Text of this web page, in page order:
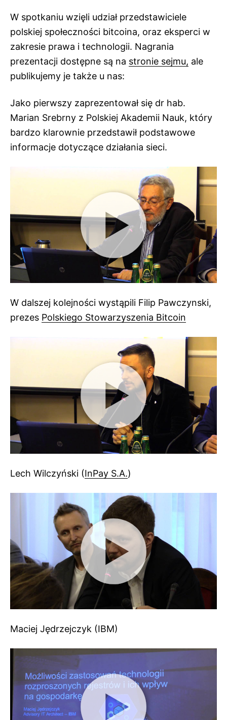
W spotkaniu wzięli udział przedstawiciele
polskiej społeczności bitcoina, oraz eksperci w
zakresie prawa i technologii. Nagrania
prezentacji dostępne są na stronie sejmu, ale
publikujemy je także u nas:
Jako pierwszy zaprezentował się dr hab.
Marian Srebrny z Polskiej Akademii Nauk, który
bardzo klarownie przedstawił podstawowe
informacje dotyczące działania sieci.
W dalszej kolejności wystąpili Filip Pawczynski,
prezes Polskiego Stowarzyszenia Bitcoin
Lech Wilczyński (InPay S.A.)
Maciej Jędrzejczyk (IBM)